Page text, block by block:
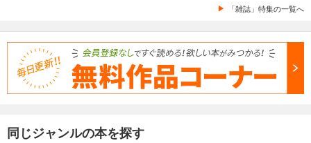
試し読み
あらすじを表示する
週刊東洋経済 2025/11/8号
「雑誌」特集の一覧へ
同じジャンルの本を探す